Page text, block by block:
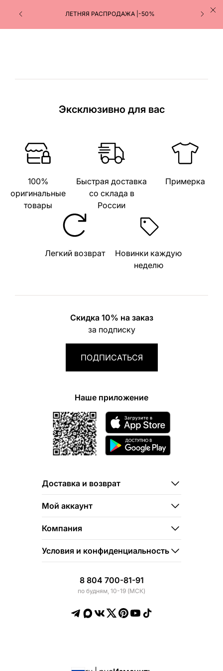
ЛЕТНЯЯ РАСПРОДАЖА |-50%
Эксклюзивно для вас
100%
оригинальные
товары
Быстрая доставка
со склада в
России
Примерка
Легкий возврат
Новинки каждую
неделю
Скидка 10% на заказ
за подписку
ПОДПИСАТЬСЯ
Наше приложение
Доставка и возврат
Мой аккаунт
Компания
Условия и конфиденциальность
8 804 700-81-91
по будням, 10-19 (МСК)